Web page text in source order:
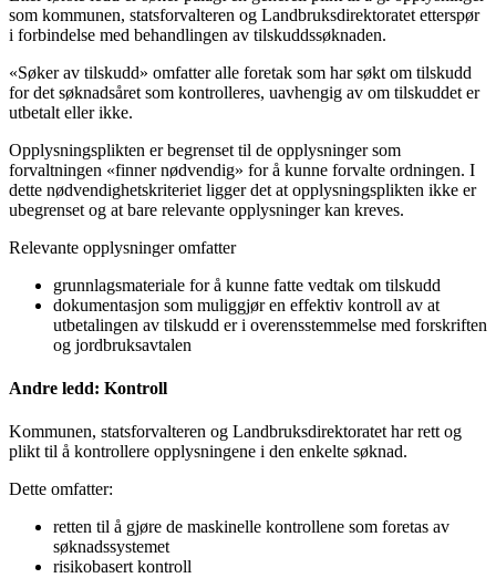
som kommunen, statsforvalteren og Landbruksdirektoratet etterspør
i forbindelse med behandlingen av tilskuddssøknaden.
«Søker av tilskudd» omfatter alle foretak som har søkt om tilskudd
for det søknadsåret som kontrolleres, uavhengig av om tilskuddet er
utbetalt eller ikke.
Opplysningsplikten er begrenset til de opplysninger som
forvaltningen «finner nødvendig» for å kunne forvalte ordningen. I
dette nødvendighetskriteriet ligger det at opplysningsplikten ikke er
ubegrenset og at bare relevante opplysninger kan kreves.
Relevante opplysninger omfatter
grunnlagsmateriale for å kunne fatte vedtak om tilskudd
dokumentasjon som muliggjør en effektiv kontroll av at
utbetalingen av tilskudd er i overensstemmelse med forskriften
og jordbruksavtalen
Andre ledd: Kontroll
Kommunen, statsforvalteren og Landbruksdirektoratet har rett og
plikt til å kontrollere opplysningene i den enkelte søknad.
Dette omfatter:
retten til å gjøre de maskinelle kontrollene som foretas av
søknadssystemet
risikobasert kontroll